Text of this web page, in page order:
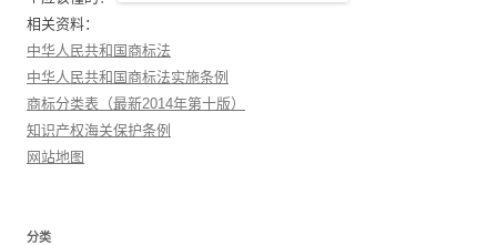
相关资料：
中华人民共和国商标法
中华人民共和国商标法实施条例
商标分类表（最新2014年第十版）
知识产权海关保护条例
网站地图
分类